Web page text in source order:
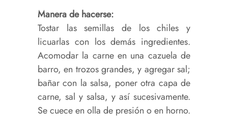
Manera de hacerse:
Tostar las semillas de los chiles y
licuarlas con los demás ingredientes.
Acomodar la carne en una cazuela de
barro, en trozos grandes, y agregar sal;
bañar con la salsa, poner otra capa de
carne, sal y salsa, y así sucesivamente.
Se cuece en olla de presión o en horno.